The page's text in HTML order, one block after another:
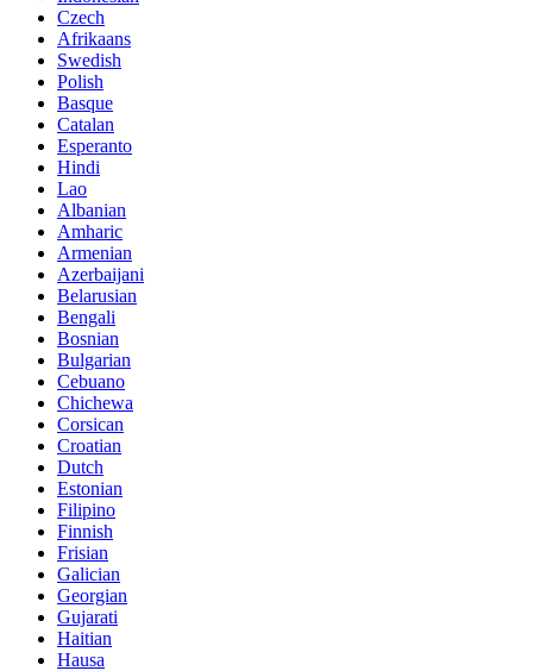
Czech
Afrikaans
Swedish
Polish
Basque
Catalan
Esperanto
Hindi
Lao
Albanian
Amharic
Armenian
Azerbaijani
Belarusian
Bengali
Bosnian
Bulgarian
Cebuano
Chichewa
Corsican
Croatian
Dutch
Estonian
Filipino
Finnish
Frisian
Galician
Georgian
Gujarati
Haitian
Hausa